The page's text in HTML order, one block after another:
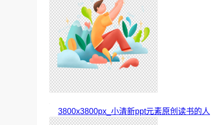
3800x3800px_小清新ppt元素原创读书的人